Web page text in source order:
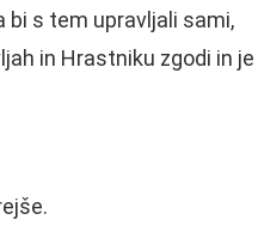
bi s tem upravljali sami,
in Hrastniku zgodi in je